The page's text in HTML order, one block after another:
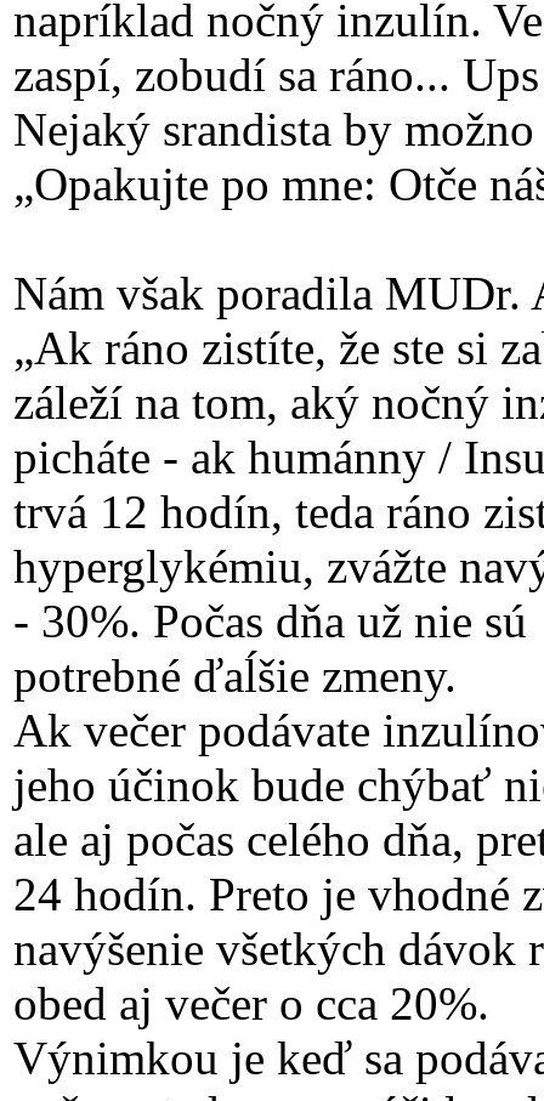
napríklad nočný inzulín.
zaspí, zobudí sa ráno...
Nejaký srandista by
„Opakujte po mne: Otče
Nám však poradila MUDr.
„Ak ráno zistíte, že ste si
záleží na tom, aký nočný
picháte - ak humánny /
trvá 12 hodín, teda ráno
hyperglykémiu, zvážte
- 30%. Počas dňa už nie sú
potrebné ďaĺšie zmeny.
Ak večer podávate
jeho účinok bude chýbať
ale aj počas celého dňa,
24 hodín. Preto je vhodné
navýšenie všetkých dávok
obed aj večer o cca 20%.
Výnimkou je keď sa